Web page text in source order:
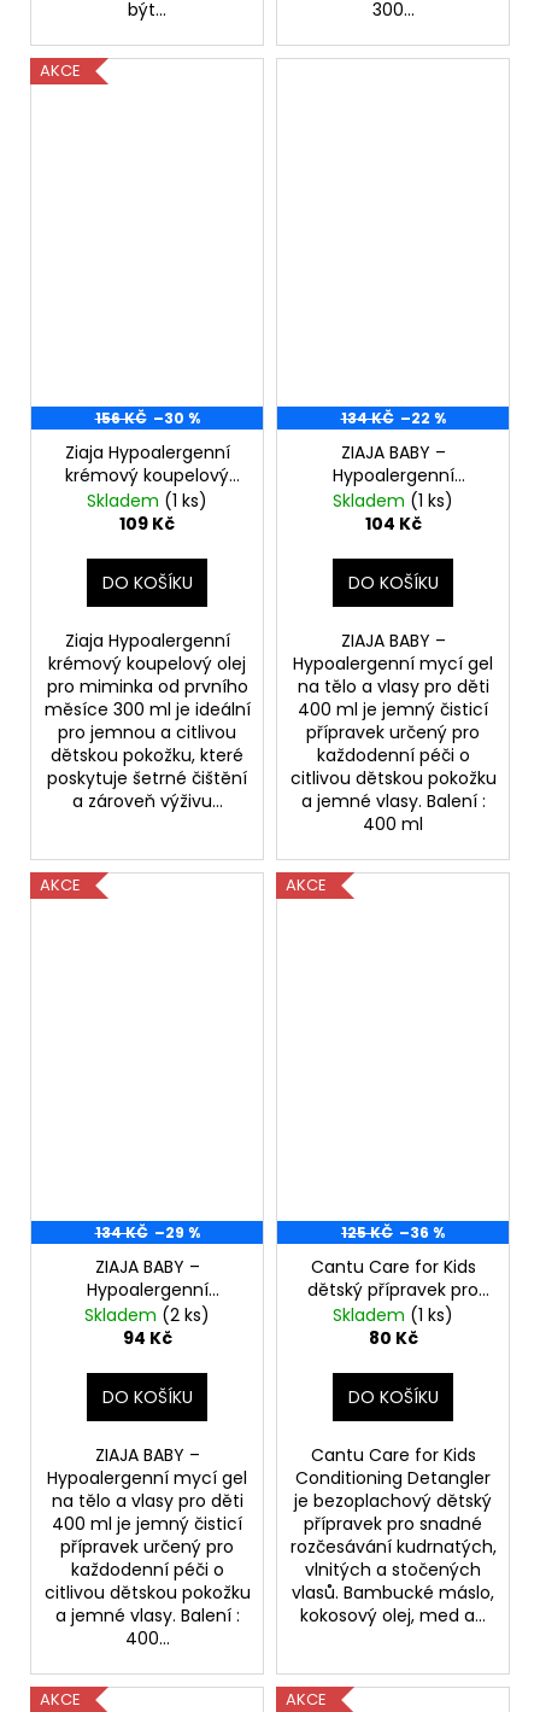
být... 300...
AKCE
156 KČ –30 %
Ziaja Hypoalergenní
krémový koupelový
olej pro miminka od
prvního měsíce 300
aplikátor)
Skladem (1 ks)
109 Kč
DO KOŠÍKU
Ziaja Hypoalergenní
krémový koupelový olej
pro miminka od prvního
měsíce 300 ml je ideální
pro jemnou a citlivou
dětskou pokožku, které
poskytuje šetrné čištění
a zároveň výživu...
134 KČ –22 %
ZIAJA BABY –
Hypoalergenní
sprchový gel na tělo a
vlasy pro děti 400 ml
Skladem (1 ks)
104 Kč
DO KOŠÍKU
ZIAJA BABY –
Hypoalergenní mycí gel
na tělo a vlasy pro děti
400 ml je jemný čisticí
přípravek určený pro
každodenní péči o
citlivou dětskou pokožku
a jemné vlasy. Balení :
400 ml
AKCE
134 KČ –29 %
ZIAJA BABY –
Hypoalergenní
sprchový gel na tělo a
vlasy pro děti 400 ml-
Skladem (2 ks)
94 Kč
DO KOŠÍKU
ZIAJA BABY –
Hypoalergenní mycí gel
na tělo a vlasy pro děti
400 ml je jemný čisticí
přípravek určený pro
každodenní péči o
citlivou dětskou pokožku
a jemné vlasy. Balení :
400...
AKCE
125 KČ –36 %
Cantu Care for Kids
dětský přípravek pro
snadné rozčesávání
177 ml (poškozený
Skladem (1 ks)
80 Kč
DO KOŠÍKU
Cantu Care for Kids
Conditioning Detangler
je bezoplachový dětský
přípravek pro snadné
rozčesávání kudrnatých,
vlnitých a stočených
vlasů. Bambucké máslo,
kokosový olej, med a...
AKCE AKCE